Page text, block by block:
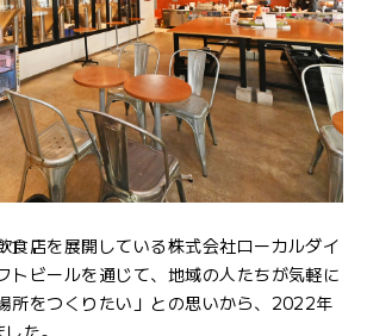
食店を展開している株式会社ローカルダイ
トビールを通じて、地域の人たちが気軽に
所をつくりたい」との思いから、2022年
た。